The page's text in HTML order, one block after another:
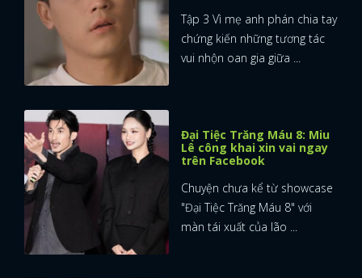
Tập 3 Vì mẹ anh phán chia tay
chứng kiến những tương tác
vui nhộn oan gia giữa ...
Đại Tiệc Trăng Máu 8: Miu
Lê công khai xin vai ngay
trên Facebook
Chuyện chưa kể từ showcase
"Đại Tiệc Trăng Máu 8" với
màn tái xuất của lão ...